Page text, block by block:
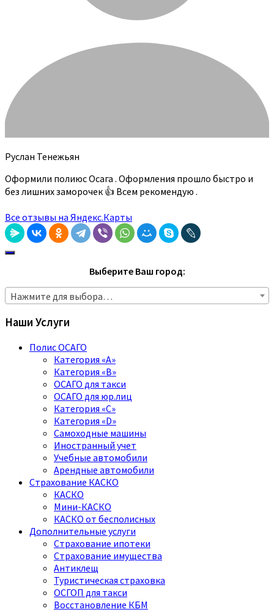
Руслан Тенежьян
Оформили полиюс Осага . Оформления прошло быстро и
без лишних заморочек 👍 Всем рекомендую .
Все отзывы на Яндекс.Карты
Выберите Ваш город:
Нажмите для выбора…
Наши Услуги
Полис ОСАГО
Категория «A»
Категория «B»
ОСАГО для такси
ОСАГО для юр.лиц
Категория «C»
Категория «D»
Самоходные машины
Иностранный учет
Учебные автомобили
Арендные автомобили
Страхование КАСКО
КАСКО
Мини-КАСКО
КАСКО от бесполисных
Дополнительные услуги
Страхование ипотеки
Страхование имущества
Антиклещ
Туристическая страховка
ОСГОП для такси
Восстановление КБМ